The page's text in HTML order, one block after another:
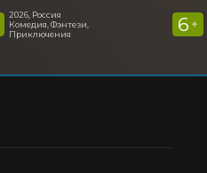
2026, Россия
Комедия, Фэнтези,
Приключения
6 +